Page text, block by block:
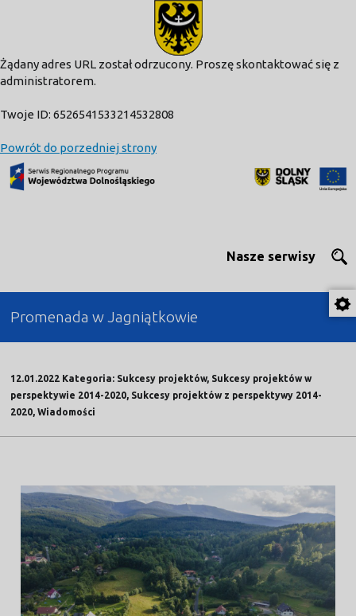
Żądany adres URL został odrzucony. Proszę skontaktować się z
administratorem.
Twoje ID: 6526541533214532808
Powrót do porzedniej strony
Nasze serwisy
Promenada w Jagniątkowie
12.01.2022 Kategoria: Sukcesy projektów, Sukcesy projektów w
perspektywie 2014-2020, Sukcesy projektów z perspektywy 2014-
2020, Wiadomości
modal-check